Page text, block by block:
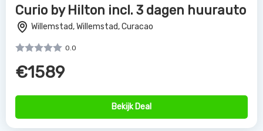
Curio by Hilton incl. 3 dagen huurauto
Willemstad, Willemstad, Curacao
0.0
€1589
Bekijk Deal